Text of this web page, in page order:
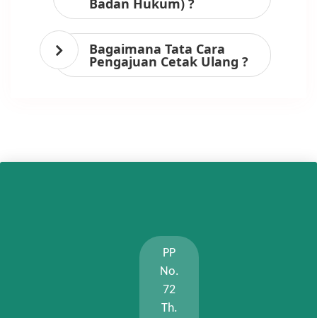
Bagaimana Tata Cara
Pengajuan Cetak Ulang ?
PP
No.
72
Th.